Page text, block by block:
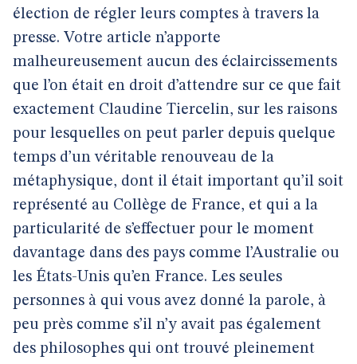
élection de régler leurs comptes à travers la
presse. Votre article n’apporte
malheureusement aucun des éclaircissements
que l’on était en droit d’attendre sur ce que fait
exactement Claudine Tiercelin, sur les raisons
pour lesquelles on peut parler depuis quelque
temps d’un véritable renouveau de la
métaphysique, dont il était important qu’il soit
représenté au Collège de France, et qui a la
particularité de s’effectuer pour le moment
davantage dans des pays comme l’Australie ou
les États-Unis qu’en France. Les seules
personnes à qui vous avez donné la parole, à
peu près comme s’il n’y avait pas également
des philosophes qui ont trouvé pleinement